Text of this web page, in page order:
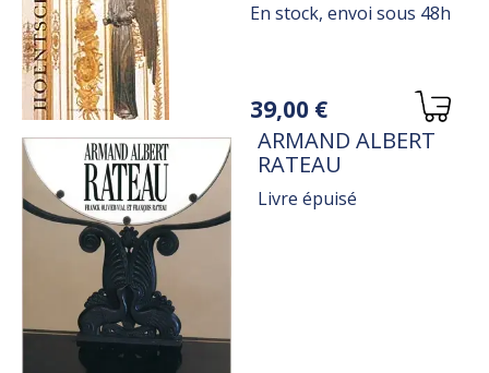
En stock, envoi sous 48h
Variations
39,00 €
TITRE
ARMAND ALBERT
RATEAU
Livre épuisé